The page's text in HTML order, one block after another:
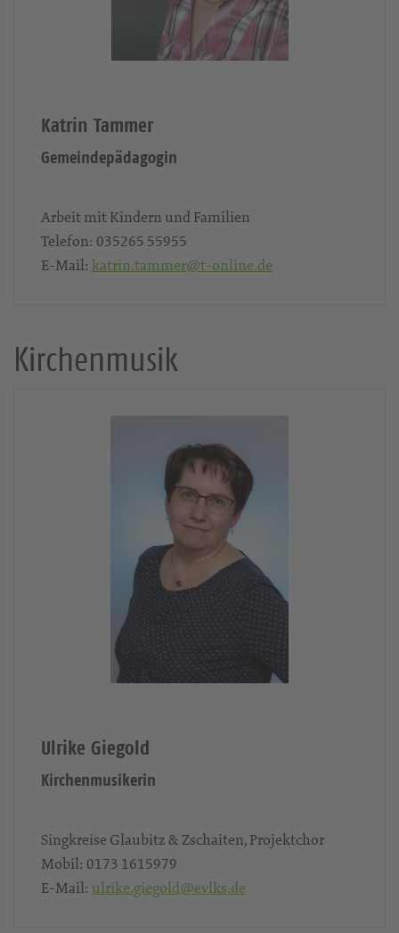
Katrin Tammer
Gemeindepädagogin
Arbeit mit Kindern und Familien
Telefon: 035265 55955
E-Mail: katrin.tammer@t-online.de
Kirchenmusik
Ulrike Giegold
Kirchenmusikerin
Singkreise Glaubitz & Zschaiten, Projektchor
Mobil: 0173 1615979
E-Mail: ulrike.giegold@evlks.de